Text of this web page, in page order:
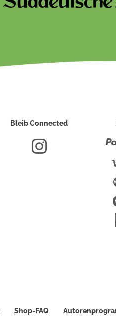
Bleib Connected
Shop-FAQ